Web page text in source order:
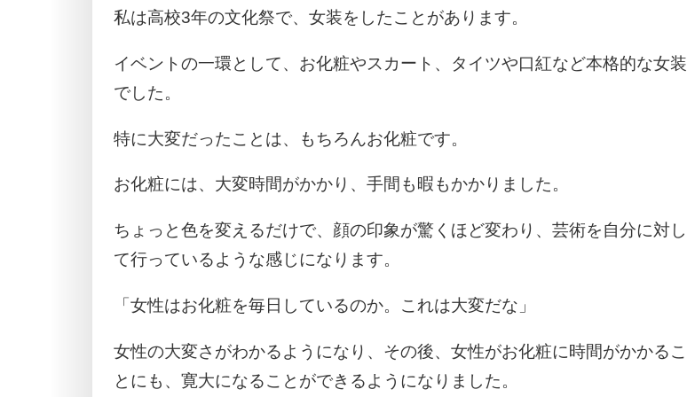
私は高校3年の文化祭で、女装をしたことがあります。
イベントの一環として、お化粧やスカート、タイツや口紅など本格的な女装
でした。
特に大変だったことは、もちろんお化粧です。
お化粧には、大変時間がかかり、手間も暇もかかりました。
ちょっと色を変えるだけで、顔の印象が驚くほど変わり、芸術を自分に対し
て行っているような感じになります。
「女性はお化粧を毎日しているのか。これは大変だな」
女性の大変さがわかるようになり、その後、女性がお化粧に時間がかかるこ
とにも、寛大になることができるようになりました。